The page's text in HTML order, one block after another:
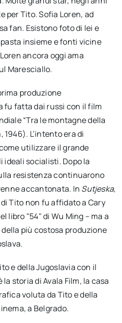
per Tito. Sofia Loren, ad
fan. Esistono foto di lei e
insieme e fonti vicine
ancora oggi ama
Maresciallo.
produzione
fu fatta dai russi con il film
“Tra le montagne della
1946). L’intento era di
utilizzare il grande
socialisti. Dopo la
resistenza continuarono
accantonata. In Sutjeska,
Tito non fu affidato a Cary
libro "54" di Wu Ming – ma a
più costosa produzione
e della Jugoslavia con il
storia di Avala Film, la casa
voluta da Tito e della
a Belgrado.